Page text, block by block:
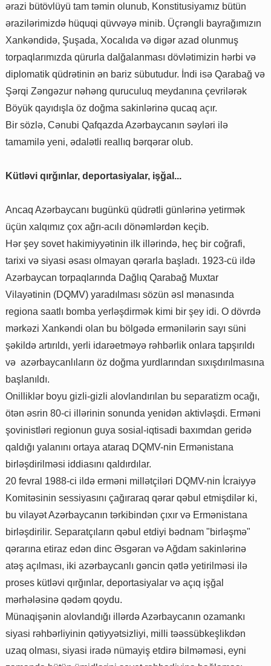
ərazi bütövlüyü tam təmin olunub, Konstitusiyamız bütün
ərazilərimizdə hüquqi qüvvəyə minib. Üçrəngli bayrağımızın
Xankəndidə, Şuşada, Xocalıda və digər azad olunmuş
torpaqlarımızda qürurla dalğalanması dövlətimizin hərbi və
diplomatik qüdrətinin ən bariz sübutudur. İndi isə Qarabağ və
Şərqi Zəngəzur nəhəng quruculuq meydanına çevrilərək
Böyük qayıdışla öz doğma sakinlərinə qucaq açır.
Bir sözlə, Cənubi Qafqazda Azərbaycanın səyləri ilə
tamamilə yeni, ədalətli reallıq bərqərar olub.
Kütləvi qırğınlar, deportasiyalar, işğal...
Ancaq Azərbaycanı bugünkü qüdrətli günlərinə yetirmək
üçün xalqımız çox ağrı-acılı dönəmlərdən keçib.
Hər şey sovet hakimiyyətinin ilk illərində, heç bir coğrafi,
tarixi və siyasi əsası olmayan qərarla başladı. 1923-cü ildə
Azərbaycan torpaqlarında Dağlıq Qarabağ Muxtar
Vilayətinin (DQMV) yaradılması sözün əsl mənasında
regiona saatlı bomba yerləşdirmək kimi bir şey idi. O dövrdə
mərkəzi Xankəndi olan bu bölgədə ermənilərin sayı süni
şəkildə artırıldı, yerli idarəetməyə rəhbərlik onlara tapşırıldı
və azərbaycanlıların öz doğma yurdlarından sıxışdırılmasına
başlanıldı.
Onilliklər boyu gizli-gizli alovlandırılan bu separatizm ocağı,
ötən əsrin 80-ci illərinin sonunda yenidən aktivləşdi. Erməni
şovinistləri regionun guya sosial-iqtisadi baxımdan geridə
qaldığı yalanını ortaya ataraq DQMV-nin Ermənistana
birləşdirilməsi iddiasını qaldırdılar.
20 fevral 1988-ci ildə erməni millətçiləri DQMV-nin İcraiyyə
Komitəsinin sessiyasını çağıraraq qərar qəbul etmişdilər ki,
bu vilayət Azərbaycanın tərkibindən çıxır və Ermənistana
birləşdirilir. Separatçıların qəbul etdiyi bədnam "birləşmə"
qərarına etiraz edən dinc Əsgəran və Ağdam sakinlərinə
atəş açılması, iki azərbaycanlı gəncin qətlə yetirilməsi ilə
proses kütləvi qırğınlar, deportasiyalar və açıq işğal
mərhələsinə qədəm qoydu.
Münaqişənin alovlandığı illərdə Azərbaycanın ozamankı
siyasi rəhbərliyinin qətiyyətsizliyi, milli təəssübkeşlikdən
uzaq olması, siyasi iradə nümayiş etdirə bilməməsi, eyni